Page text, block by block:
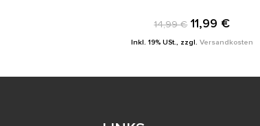
14,99 € 11,99 €
Inkl. 19% USt., zzgl. Versandkosten